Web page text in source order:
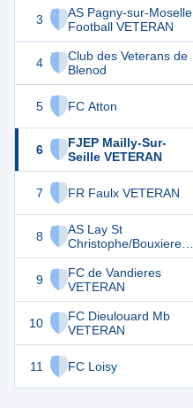
3
AS Pagny-sur-Moselle
Football VETERAN
4
Club des Veterans de
Blenod
5 FC Atton
6
FJEP Mailly-Sur-
Seille VETERAN
7 FR Faulx VETERAN
8
AS Lay St
Christophe/Bouxieres
Aux Dames 2
9
FC de Vandieres
VETERAN
10
FC Dieulouard Mb
VETERAN
11 FC Loisy
37 18
34 18
20
20
18
12
1